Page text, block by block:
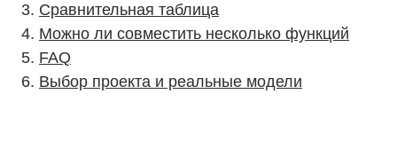
Сравнительная таблица
Можно ли совместить несколько функций
FAQ
Выбор проекта и реальные модели